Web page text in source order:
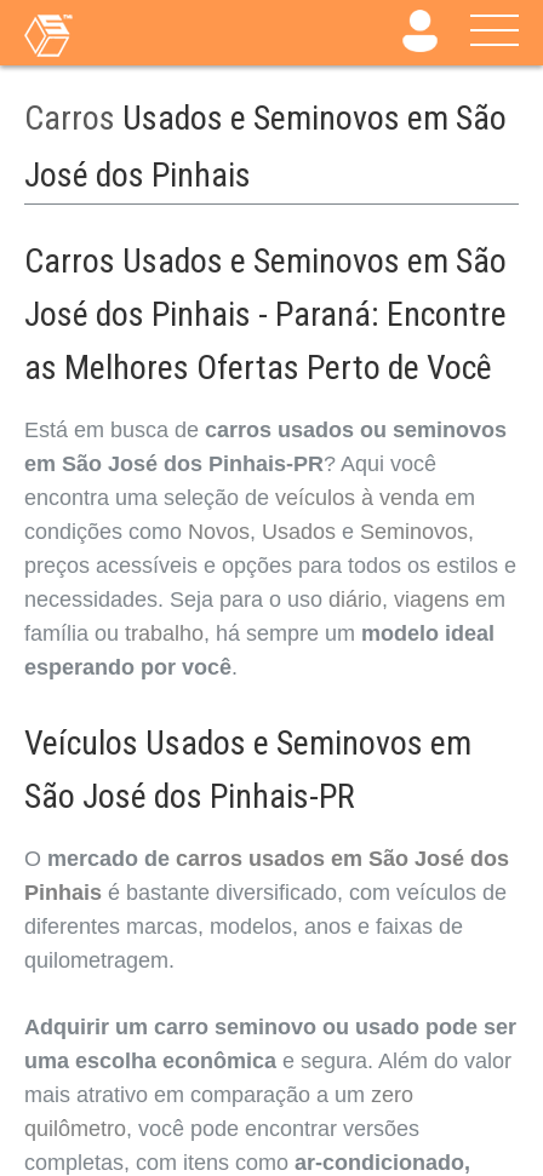
Carros Usados e Seminovos em São
José dos Pinhais
Carros Usados e Seminovos em São
José dos Pinhais - Paraná: Encontre
as Melhores Ofertas Perto de Você
Está em busca de carros usados ou seminovos
em São José dos Pinhais-PR? Aqui você
encontra uma seleção de veículos à venda em
condições como Novos, Usados e Seminovos,
preços acessíveis e opções para todos os estilos e
necessidades. Seja para o uso diário, viagens em
família ou trabalho, há sempre um modelo ideal
esperando por você.
Veículos Usados e Seminovos em
São José dos Pinhais-PR
O mercado de carros usados em São José dos
Pinhais é bastante diversificado, com veículos de
diferentes marcas, modelos, anos e faixas de
quilometragem.
Adquirir um carro seminovo ou usado pode ser
uma escolha econômica e segura. Além do valor
mais atrativo em comparação a um zero
quilômetro, você pode encontrar versões
completas, com itens como ar-condicionado,